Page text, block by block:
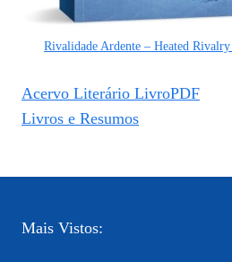
Rivalidade Ardente – Heated
Acervo Literário LivroPDF
Livros e Resumos
Mais Vistos: